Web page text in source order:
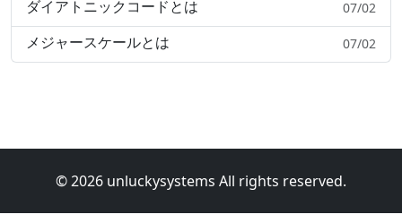
ダイアトニックコードとは 07/02
メジャースケールとは 07/02
© 2026 unluckysystems All rights reserved.